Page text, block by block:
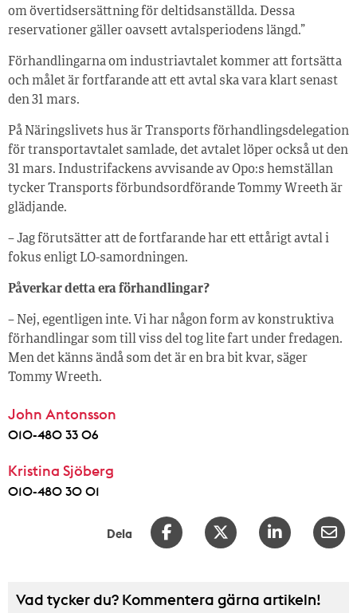
om övertidsersättning för deltidsanställda. Dessa
reservationer gäller oavsett avtalsperiodens längd.”
Förhandlingarna om industriavtalet kommer att fortsätta
och målet är fortfarande att ett avtal ska vara klart senast
den 31 mars.
På Näringslivets hus är Transports förhandlingsdelegation
för transportavtalet samlade, det avtalet löper också ut den
31 mars. Industrifackens avvisande av Opo:s hemställan
tycker Transports förbundsordförande Tommy Wreeth är
glädjande.
– Jag förutsätter att de fortfarande har ett ettårigt avtal i
fokus enligt LO-samordningen.
Påverkar detta era förhandlingar?
– Nej, egentligen inte. Vi har någon form av konstruktiva
förhandlingar som till viss del tog lite fart under fredagen.
Men det känns ändå som det är en bra bit kvar, säger
Tommy Wreeth.
John Antonsson
010-480 33 06
Kristina Sjöberg
010-480 30 01
Dela
Vad tycker du? Kommentera gärna artikeln!